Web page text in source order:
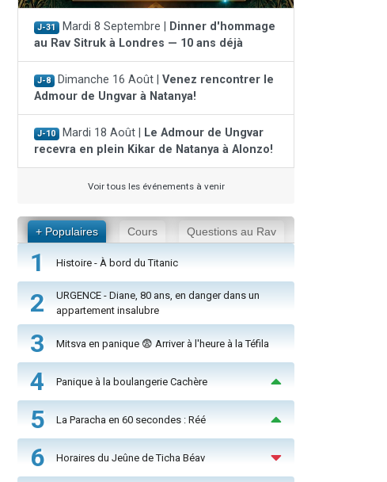
J-31 Mardi 8 Septembre |
Dinner d'hommage
au Rav Sitruk à Londres — 10 ans déjà
J-8 Dimanche 16 Août | Venez rencontrer le
Admour de Ungvar à Natanya!
J-10 Mardi 18 Août |
Le Admour de Ungvar
recevra en plein Kikar de Natanya à Alonzo!
Voir tous les événements à venir
+ Populaires Cours Questions au Rav
1 Histoire - À bord du Titanic
2
URGENCE - Diane, 80 ans, en danger dans un
appartement insalubre
3 Mitsva en panique 😨 Arriver à l'heure à la Téfila
4 Panique à la boulangerie Cachère
5 La Paracha en 60 secondes : Réé
6 Horaires du Jeûne de Ticha Béav